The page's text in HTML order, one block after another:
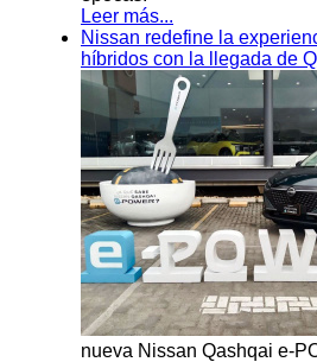
Leer más...
Nissan redefine la
híbridos con la llegada de
nueva Nissan Qashqai e-